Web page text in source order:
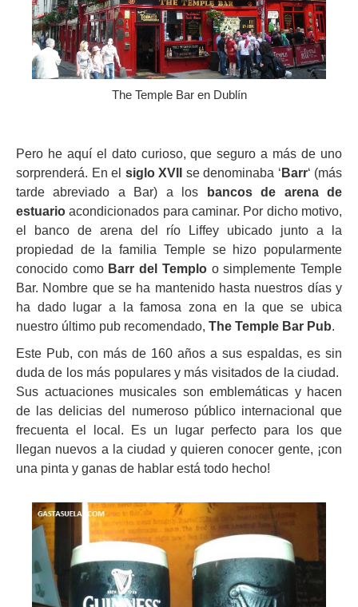
The Temple Bar en Dublín
Pero he aquí el dato curioso, que seguro a más de uno
sorprenderá. En el siglo XVII se denominaba ‘ Barr‘ (más
tarde abreviado a Bar) a los bancos de arena de
estuario acondicionados para caminar. Por dicho motivo,
el banco de arena del río Liffey ubicado junto a la
propiedad de la familia Temple se hizo popularmente
conocido como Barr del Temploo simplemente Temple
Bar. Nombre que se ha mantenido hasta nuestros días y
ha dado lugar a la famosa zona en la que se ubica
nuestro último pub recomendado, The Temple Bar Pub.
Este Pub, con más de 160 años a sus espaldas, es sin
duda de los más populares y más visitados de la ciudad.
Sus actuaciones musicales son emblemáticas y hacen
de las delicias del numeroso público internacional que
frecuenta el local. Es un lugar perfecto para los que
llegan nuevos a la ciudad y quieren conocer gente, ¡con
una pinta y ganas de hablar está todo hecho!